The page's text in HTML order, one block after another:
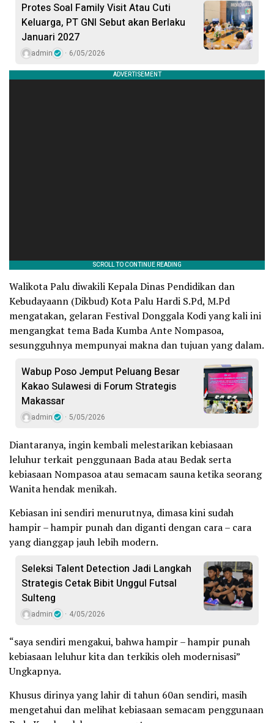
Protes Soal Family Visit Atau Cuti
Keluarga, PT GNI Sebut akan Berlaku
Januari 2027
admin 6/05/2026
Walikota Palu diwakili Kepala Dinas Pendidikan dan
Kebudayaann (Dikbud) Kota Palu Hardi S.Pd, M.Pd
mengatakan, gelaran Festival Donggala Kodi yang kali ini
mengangkat tema Bada Kumba Ante Nompasoa,
sesungguhnya mempunyai makna dan tujuan yang dalam.
Wabup Poso Jemput Peluang Besar
Kakao Sulawesi di Forum Strategis
Makassar
admin 5/05/2026
Diantaranya, ingin kembali melestarikan kebiasaan
leluhur terkait penggunaan Bada atau Bedak serta
kebiasaan Nompasoa atau semacam sauna ketika seorang
Wanita hendak menikah.
Kebiasan ini sendiri menurutnya, dimasa kini sudah
hampir – hampir punah dan diganti dengan cara – cara
yang dianggap jauh lebih modern.
Seleksi Talent Detection Jadi Langkah
Strategis Cetak Bibit Unggul Futsal
Sulteng
admin 4/05/2026
“saya sendiri mengakui, bahwa hampir – hampir punah
kebiasaan leluhur kita dan terkikis oleh modernisasi”
Ungkapnya.
Khusus dirinya yang lahir di tahun 60an sendiri, masih
mengetahui dan melihat kebiasaan semacam penggunaan